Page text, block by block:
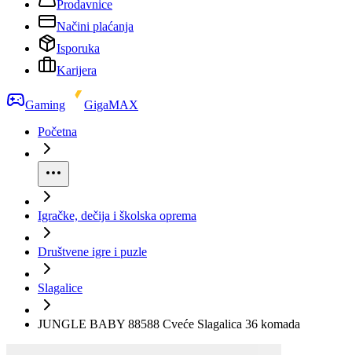
Prodavnice
Načini plaćanja
Isporuka
Karijera
Gaming
GigaMAX
Početna
Igračke, dečija i školska oprema
Društvene igre i puzle
Slagalice
JUNGLE BABY 88588 Cveće Slagalica 36 komada